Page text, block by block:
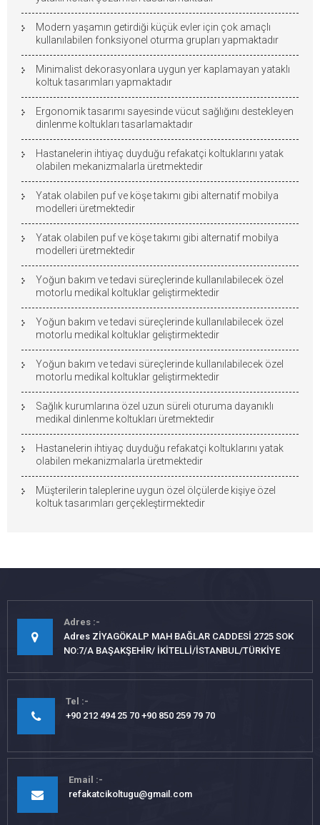
Modern yaşamın getirdiği küçük evler için çok amaçlı
kullanılabilen fonksiyonel oturma grupları yapmaktadır
Minimalist dekorasyonlara uygun yer kaplamayan yataklı
koltuk tasarımları yapmaktadır
Ergonomik tasarımı sayesinde vücut sağlığını destekleyen
dinlenme koltukları tasarlamaktadır
Hastanelerin ihtiyaç duyduğu refakatçi koltuklarını yatak
olabilen mekanizmalarla üretmektedir
Yatak olabilen puf ve köşe takımı gibi alternatif mobilya
modelleri üretmektedir
Yatak olabilen puf ve köşe takımı gibi alternatif mobilya
modelleri üretmektedir
Yoğun bakım ve tedavi süreçlerinde kullanılabilecek özel
motorlu medikal koltuklar geliştirmektedir
Yoğun bakım ve tedavi süreçlerinde kullanılabilecek özel
motorlu medikal koltuklar geliştirmektedir
Yoğun bakım ve tedavi süreçlerinde kullanılabilecek özel
motorlu medikal koltuklar geliştirmektedir
Sağlık kurumlarına özel uzun süreli oturuma dayanıklı
medikal dinlenme koltukları üretmektedir
Hastanelerin ihtiyaç duyduğu refakatçi koltuklarını yatak
olabilen mekanizmalarla üretmektedir
Müşterilerin taleplerine uygun özel ölçülerde kişiye özel
koltuk tasarımları gerçekleştirmektedir
Adres
Adres ZİYAGÖKALP MAH BAĞLAR CADDESİ 2725 SOK
NO:7/A BAŞAKŞEHİR/ İKİTELLİ/İSTANBUL/TÜRKİYE
Tel
+90 212 494 25 70 +90 850 259 79 70
Email
refakatcikoltugu@gmail.com